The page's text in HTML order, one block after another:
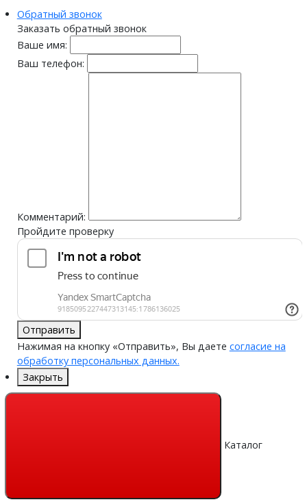
Обратный звонок
Заказать обратный звонок
Ваше имя:
Ваш телефон:
Комментарий:
Пройдите проверку
Отправить
Нажимая на кнопку «Отправить», Вы даете согласие на
обработку персональных данных.
Закрыть
Каталог